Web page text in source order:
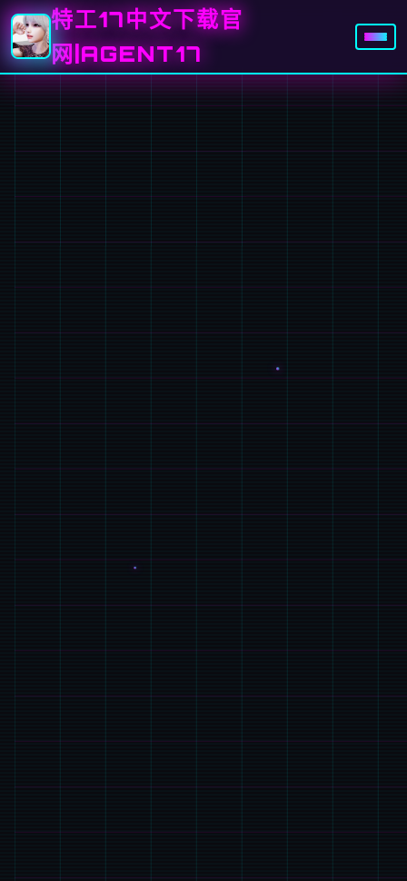
特工17中文下载官
网|AGENT17